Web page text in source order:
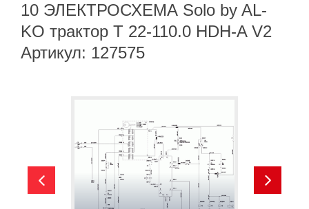
10 ЭЛЕКТРОСХЕМА Solo by AL-
KO трактор T 22-110.0 HDH-A V2
Артикул: 127575